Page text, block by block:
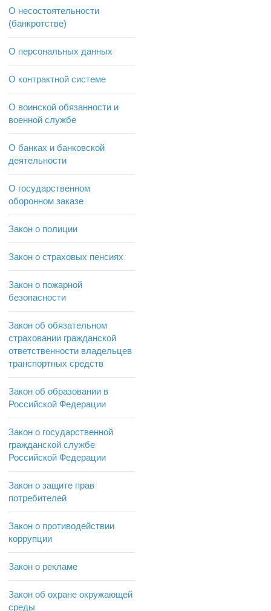
О несостоятельности
(банкротстве)
О персональных данных
О контрактной системе
О воинской обязанности и
военной службе
О банках и банковской
деятельности
О государственном
оборонном заказе
Закон о полиции
Закон о страховых пенсиях
Закон о пожарной
безопасности
Закон об обязательном
страховании гражданской
ответственности владельцев
транспортных средств
Закон об образовании в
Российской Федерации
Закон о государственной
гражданской службе
Российской Федерации
Закон о защите прав
потребителей
Закон о противодействии
коррупции
Закон о рекламе
Закон об охране окружающей
среды